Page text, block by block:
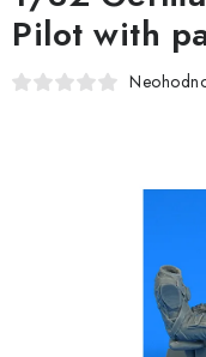
ASK PRODUKTY
BARVY A POMŮCKY
Pilot with